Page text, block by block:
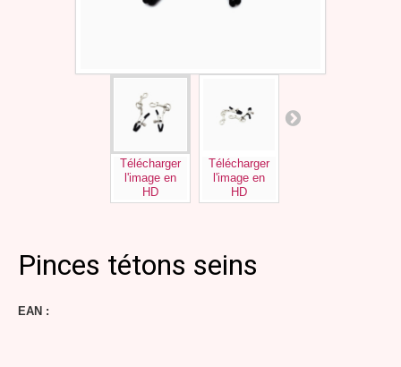
Télécharger
l'image en
HD
Télécharger
l'image en
HD
Pinces tétons seins
EAN :